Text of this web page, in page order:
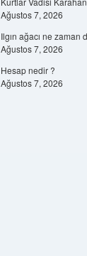
Ağustos 7, 2026
Ilgın ağacı ne zaman
Ağustos 7, 2026
Hesap nedir ?
Ağustos 7, 2026